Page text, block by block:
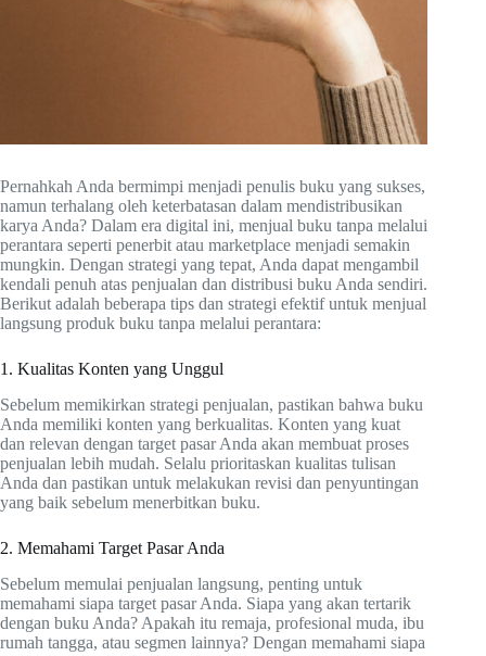
Pernahkah Anda bermimpi menjadi penulis buku yang sukses,
namun terhalang oleh keterbatasan dalam mendistribusikan
karya Anda? Dalam era digital ini, menjual buku tanpa melalui
perantara seperti penerbit atau marketplace menjadi semakin
mungkin. Dengan strategi yang tepat, Anda dapat mengambil
kendali penuh atas penjualan dan distribusi buku Anda sendiri.
Berikut adalah beberapa tips dan strategi efektif untuk menjual
langsung produk buku tanpa melalui perantara:
1. Kualitas Konten yang Unggul
Sebelum memikirkan strategi penjualan, pastikan bahwa buku
Anda memiliki konten yang berkualitas. Konten yang kuat
dan relevan dengan target pasar Anda akan membuat proses
penjualan lebih mudah. Selalu prioritaskan kualitas tulisan
Anda dan pastikan untuk melakukan revisi dan penyuntingan
yang baik sebelum menerbitkan buku.
2. Memahami Target Pasar Anda
Sebelum memulai penjualan langsung, penting untuk
memahami siapa target pasar Anda. Siapa yang akan tertarik
dengan buku Anda? Apakah itu remaja, profesional muda, ibu
rumah tangga, atau segmen lainnya? Dengan memahami siapa